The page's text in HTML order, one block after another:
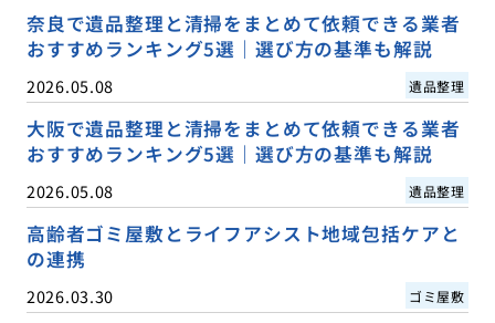
奈良で遺品整理と清掃をまとめて依頼できる業者
おすすめランキング5選｜選び方の基準も解説
2026.05.08 遺品整理
大阪で遺品整理と清掃をまとめて依頼できる業者
おすすめランキング5選｜選び方の基準も解説
2026.05.08 遺品整理
高齢者ゴミ屋敷とライフアシスト地域包括ケアと
の連携
2026.03.30 ゴミ屋敷